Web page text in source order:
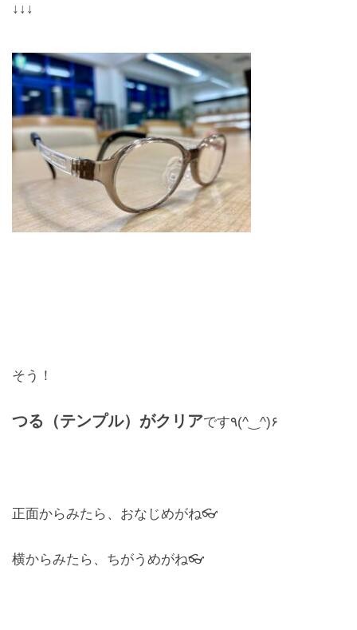
↓↓↓
そう！
つる（テンプル）がクリア です٩(^‿^)۶
正面からみたら、おなじめがね👓
横からみたら、ちがうめがね👓